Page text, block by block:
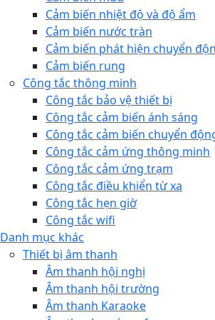
Cảm biến nhiệt độ và độ ẩm
Cảm biến nước tràn
Cảm biến phát hiện chuyển
Cảm biến rung
Công tắc thông minh
Công tắc bảo vệ thiết bị
Công tắc cảm biến ánh sáng
Công tắc cảm biến chuyển
Công tắc cảm ứng thông minh
Công tắc cảm ứng trạm
Công tắc điều khiển từ xa
Công tắc hẹn giờ
Công tắc wifi
Danh mục khác
Thiết bị âm thanh
Âm thanh hội nghị
Âm thanh hội trường
Âm thanh Karaoke